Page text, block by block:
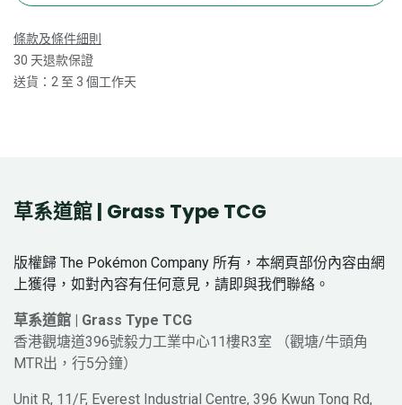
條款及條件細則
30 天退款保證
送貨：2 至 3 個工作天
草系道館 | Grass Type TCG
版權歸 The Pokémon Company 所有，本網頁部份內容由網
上獲得，如對內容有任何意見，請即與我們聯絡。
草系道館 | Grass Type TCG
香港觀塘道396號毅力工業中心11樓R3室 （觀塘/牛頭角
MTR出，行5分鐘）
Unit R, 11/F, Everest Industrial Centre, 396 Kwun Tong Rd,